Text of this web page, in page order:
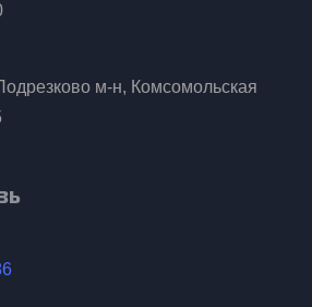
м-н, Комсомольская